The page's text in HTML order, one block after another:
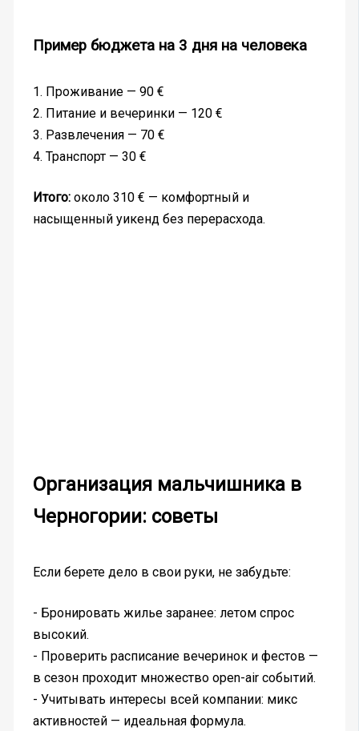
Пример бюджета на 3 дня на человека
1. Проживание — 90 €
2. Питание и вечеринки — 120 €
3. Развлечения — 70 €
4. Транспорт — 30 €
Итого:около 310 € — комфортный и
насыщенный уикенд без перерасхода.
Организация мальчишника в
Черногории: советы
Если берете дело в свои руки, не забудьте:
- Бронировать жилье заранее: летом спрос
высокий.
- Проверить расписание вечеринок и фестов —
в сезон проходит множество open-air событий.
- Учитывать интересы всей компании: микс
активностей — идеальная формула.